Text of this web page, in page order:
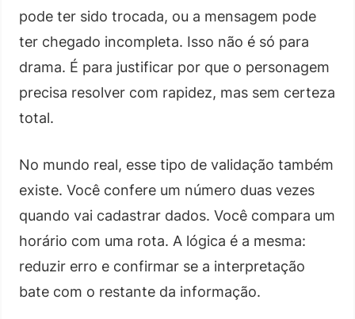
pode ter sido trocada, ou a mensagem pode
ter chegado incompleta. Isso não é só para
drama. É para justificar por que o personagem
precisa resolver com rapidez, mas sem certeza
total.
No mundo real, esse tipo de validação também
existe. Você confere um número duas vezes
quando vai cadastrar dados. Você compara um
horário com uma rota. A lógica é a mesma:
reduzir erro e confirmar se a interpretação
bate com o restante da informação.